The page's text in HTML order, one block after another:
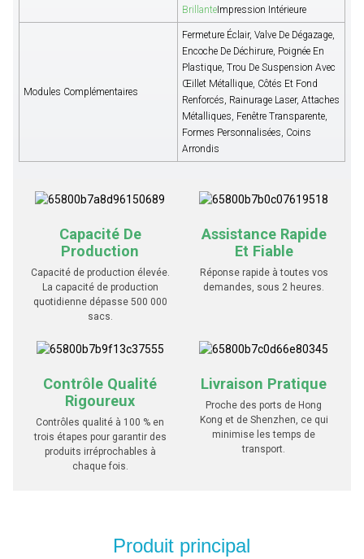
BrillanteImpression Intérieure
Modules Complémentaires
Fermeture Éclair, Valve De Dégazage,
Encoche De Déchirure, Poignée En
Plastique, Trou De Suspension Avec
Œillet Métallique, Côtés Et Fond
Renforcés, Rainurage Laser, Attaches
Métalliques, Fenêtre Transparente,
Formes Personnalisées, Coins
Arrondis
Capacité De
Production
Capacité de production élevée.
La capacité de production
quotidienne dépasse 500 000
sacs.
Assistance Rapide
Et Fiable
Réponse rapide à toutes vos
demandes, sous 2 heures.
Contrôle Qualité
Rigoureux
Contrôles qualité à 100 % en
trois étapes pour garantir des
produits irréprochables à
chaque fois.
Livraison Pratique
Proche des ports de Hong
Kong et de Shenzhen, ce qui
minimise les temps de
transport.
Produit principal